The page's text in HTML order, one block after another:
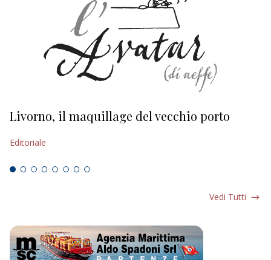
Livorno, il maquillage del vecchio porto
Editoriale
Vedi Tutti